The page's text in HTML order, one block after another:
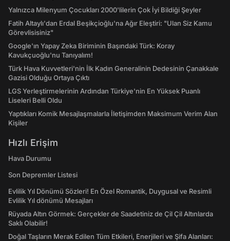
Yalnızca Milenyum Çocukları 2000'lilerin Çok İyi Bildiği Şeyler
Fatih Altaylı'dan Erdal Beşikçioğlu'na Ağır Eleştiri: "Ulan Siz Kamu
Görevlisisiniz"
Google'ın Yapay Zeka Biriminin Başındaki Türk: Koray
Kavukçuoğlu'nu Tanıyalım!
Türk Hava Kuvvetleri'nin İlk Kadın Generalinin Dedesinin Çanakkale
Gazisi Olduğu Ortaya Çıktı
LGS Yerleştirmelerinin Ardından Türkiye'nin En Yüksek Puanlı
Liseleri Belli Oldu
Yaptıkları Komik Mesajlaşmalarla İletişimden Maksimum Verim Alan
Kişiler
Hızlı Erişim
Hava Durumu
Son Depremler Listesi
Evlilik Yıl Dönümü Sözleri! En Özel Romantik, Duygusal ve Resimli
Evlilik Yıl dönümü Mesajları
Rüyada Altın Görmek: Gerçekler de Saadetiniz de Çil Çil Altınlarda
Saklı Olabilir!
Doğal Taşların Merak Edilen Tüm Etkileri, Enerjileri ve Şifa Alanları: